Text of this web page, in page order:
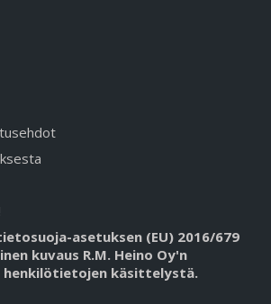
asetuksen (EU) 2016/679
kuvaus R.M. Heino Oy'n
käsittelystä.